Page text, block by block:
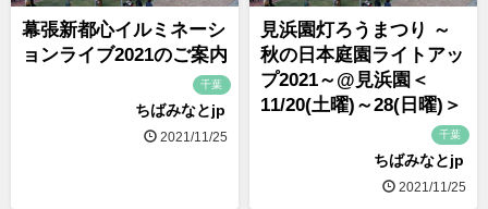
幕張新都心イルミネーシ
ョンライブ2021のご案内
千葉
ちばみなとjp
2021/11/25
見浜園灯ろうまつり ～
秋の日本庭園ライトアッ
プ2021～@見浜園＜
11/20(土曜)～28(日曜)＞
千葉
ちばみなとjp
2021/11/25